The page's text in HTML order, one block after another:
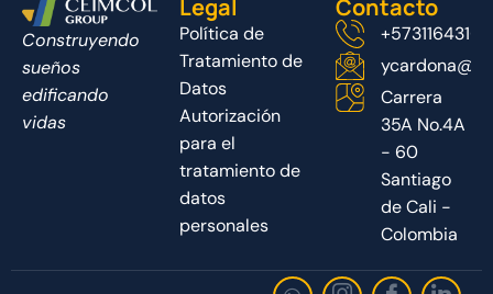
Construyendo
sueños
edificando
vidas
Legal
Política de
Tratamiento de
Datos
Autorización
para el
tratamiento de
datos
personales
Contacto
Carrera
35A No.4A
- 60
Santiago
de Cali -
Colombia